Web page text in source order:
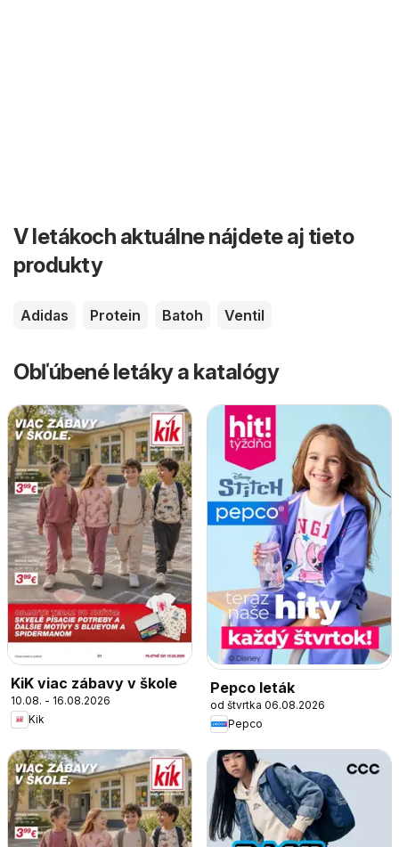
V letákoch aktuálne nájdete aj tieto
produkty
Adidas Protein Batoh Ventil
Obľúbené letáky a katalógy
KiK viac zábavy v škole
10.08. - 16.08.2026
Kik
Pepco leták
od štvrtka 06.08.2026
Pepco